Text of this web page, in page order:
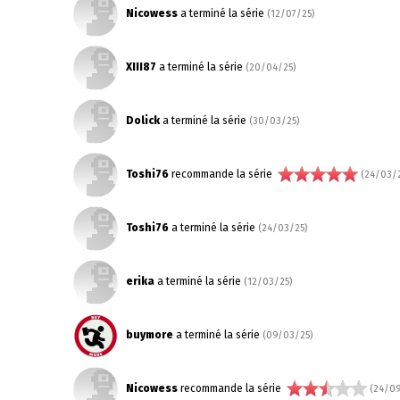
Nicowess a terminé la série (12/07/25)
XIII87 a terminé la série (20/04/25)
Dolicka terminé la série (30/03/25)
Toshi76 recommande la série (24/03/
Toshi76 a terminé la série (24/03/25)
erika a terminé la série (12/03/25)
buymore a terminé la série (09/03/25)
Nicowess recommande la série (24/